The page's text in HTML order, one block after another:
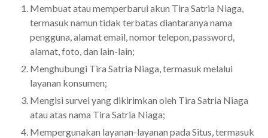
Membuat atau memperbarui akun Tira Satria Niaga,
termasuk namun tidak terbatas diantaranya nama
pengguna, alamat email, nomor telepon, password,
alamat, foto, dan lain-lain;
Menghubungi Tira Satria Niaga, termasuk melalui
layanan konsumen;
Mengisi survei yang dikirimkan oleh Tira Satria Niaga
atau atas nama Tira Satria Niaga;
Mempergunakan layanan-layanan pada Situs, termasuk